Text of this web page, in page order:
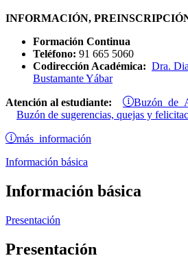
INFORMACIÓN,
Formación Continua
Teléfono: 91 665 5060
Codirección Académica: Dra.
Bustamante Yábar
Atención al estudiante: Buzón de
Buzón de sugerencias, quejas y
más información
Información básica
Información básica
Presentación
Presentación